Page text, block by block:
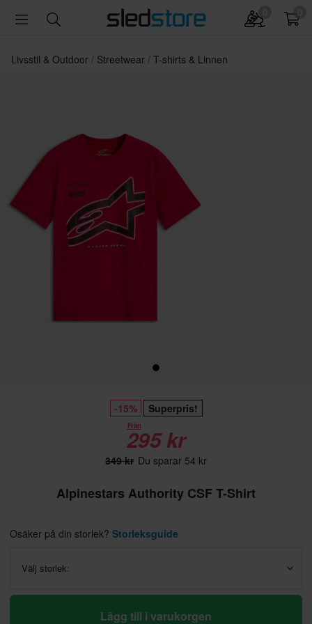
Livsstil & Outdoor Streetwear T-shirts & Linnen
-15% Superpris!
Från
295 kr
349 kr Du sparar 54 kr
Alpinestars Authority CSF T-Shirt
Osäker på din storlek? Storleksguide
Välj storlek:
Lägg till i varukorgen